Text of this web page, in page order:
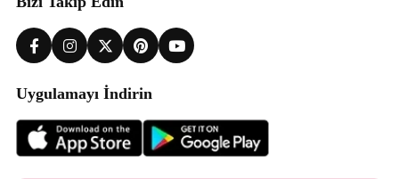
Uygulamayı İndirin